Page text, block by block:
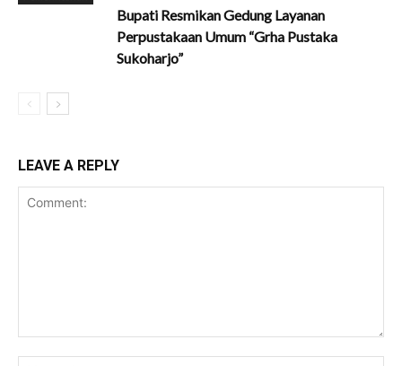
Bupati Resmikan Gedung Layanan
Perpustakaan Umum “Grha Pustaka
Sukoharjo”
LEAVE A REPLY